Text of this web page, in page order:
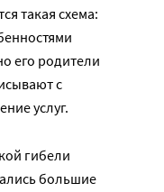
такая схема:
его родители
с
услуг.
гибели
большие